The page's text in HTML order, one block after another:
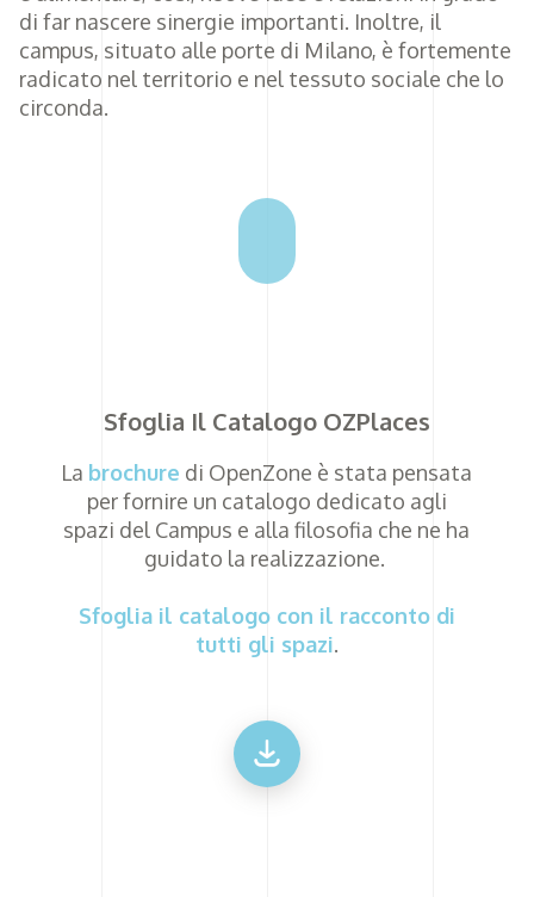
di far nascere sinergie importanti. Inoltre, il
campus, situato alle porte di Milano, è fortemente
radicato nel territorio e nel tessuto sociale che lo
circonda.
Sfoglia Il Catalogo OZPlaces
La brochure di OpenZone è stata pensata
per fornire un catalogo dedicato agli
spazi del Campus e alla filosofia che ne ha
guidato la realizzazione.
Sfoglia il catalogo con il racconto di
tutti gli spazi.